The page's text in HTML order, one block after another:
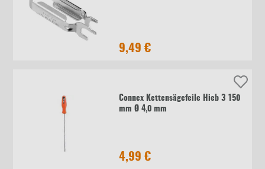
9,49 €
Connex Kettensägefeile Hieb 3 150
mm Ø 4,0 mm
4,99 €